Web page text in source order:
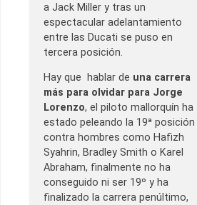
a Jack Miller y tras un
espectacular adelantamiento
entre las Ducati se puso en
tercera posición.
Hay que hablar de una carrera
más para olvidar para Jorge
Lorenzo, el piloto mallorquín ha
estado peleando la 19ª posición
contra hombres como Hafizh
Syahrin, Bradley Smith o Karel
Abraham, finalmente no ha
conseguido ni ser 19º y ha
finalizado la carrera penúltimo,